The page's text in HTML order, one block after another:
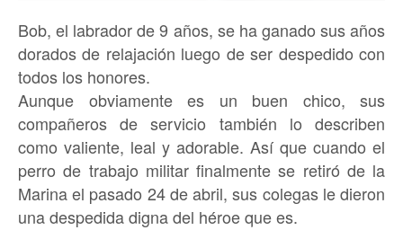
Bob, el labrador de 9 años, se ha ganado sus años
dorados de relajación luego de ser despedido con
todos los honores.
Aunque obviamente es un buen chico, sus
compañeros de servicio también lo describen
como valiente, leal y adorable. Así que cuando el
perro de trabajo militar finalmente se retiró de la
Marina el pasado 24 de abril, sus colegas le dieron
una despedida digna del héroe que es.